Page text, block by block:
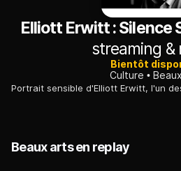
Elliott Erwitt : Silence
streaming &
Bientôt
Culture
Beaux arts en replay